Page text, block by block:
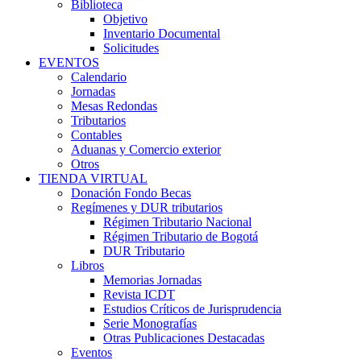
Biblioteca
Objetivo
Inventario Documental
Solicitudes
EVENTOS
Calendario
Jornadas
Mesas Redondas
Tributarios
Contables
Aduanas y Comercio exterior
Otros
TIENDA VIRTUAL
Donación Fondo Becas
Regímenes y DUR tributarios
Régimen Tributario Nacional
Régimen Tributario de Bogotá
DUR Tributario
Libros
Memorias Jornadas
Revista ICDT
Estudios Críticos de Jurisprudencia
Serie Monografías
Otras Publicaciones Destacadas
Eventos